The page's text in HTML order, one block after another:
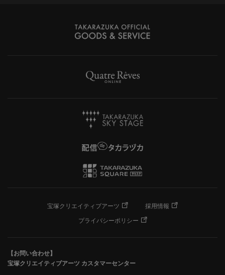
宝塚クリエイティブアーツ
採用情報
プライバシーポリシー
【お問い合わせ】
宝塚クリエイティブアーツ カスタマーセンター